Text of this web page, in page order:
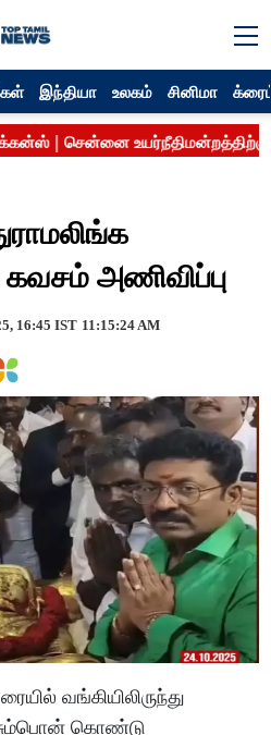
இந்தியா உலகம் சினிமா
அணிவிப்பு
16:45 IST 11:15:24 AM
வங்கியிலிருந்து
கொண்டு